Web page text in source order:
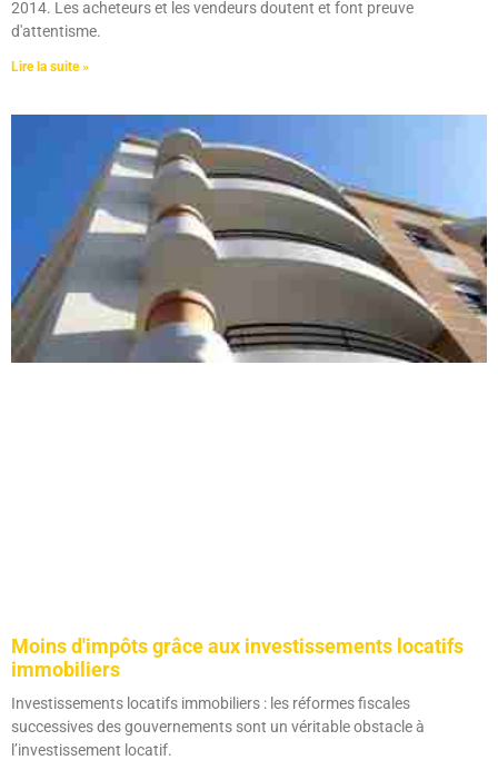
2014. Les acheteurs et les vendeurs doutent et font preuve
d'attentisme.
Lire la suite »
Moins d'impôts grâce aux investissements locatifs
immobiliers
Investissements locatifs immobiliers : les réformes fiscales
successives des gouvernements sont un véritable obstacle à
l’investissement locatif.